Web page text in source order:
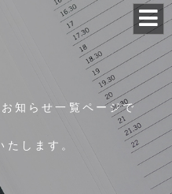
知らせ一覧ページで
たします。